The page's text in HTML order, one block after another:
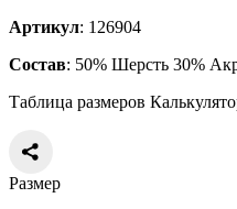
Артикул: 126904
Состав: 50% Шерсть 30%
Таблица размеров
Размер